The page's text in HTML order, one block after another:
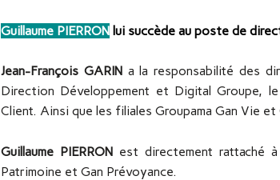
Guillaume PIERRON lui succède au poste de
Jean-François GARINa la responsabilité des
Direction Développement et Digital Groupe,
Client. Ainsi que les filiales Groupama Gan Vie et
Guillaume PIERRONest directement rattaché à
Patrimoine et Gan Prévoyance.